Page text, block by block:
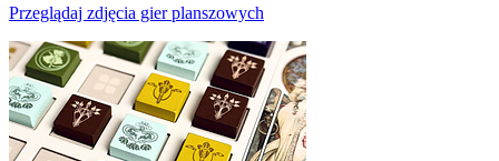
Przeglądaj zdjęcia gier planszowych